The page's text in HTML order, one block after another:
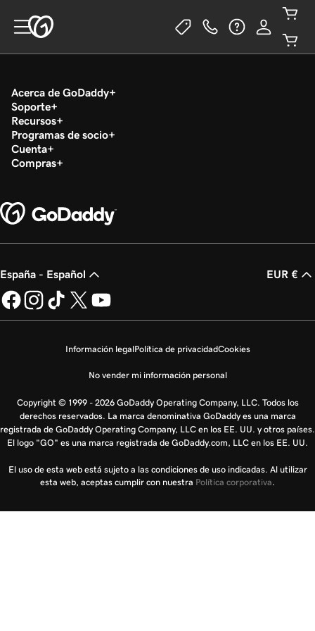
Acerca de GoDaddy
Soporte
Recursos
Programas de socio
Cuenta
Compras
España - Español EUR €
Información legalPolítica de privacidadCookies
No vender mi información personal
Copyright © 1999 - 2026 GoDaddy Operating Company, LLC. Todos los
derechos reservados. La marca denominativa GoDaddy es una marca
registrada de GoDaddy Operating Company, LLC en los EE. UU. y otros países.
El logo "GO" es una marca registrada de GoDaddy.com, LLC en los EE. UU.
El uso de esta web está sujeto a las condiciones de uso indicadas. Al utilizar
esta web, aceptas cumplir con nuestra Política corporativa.